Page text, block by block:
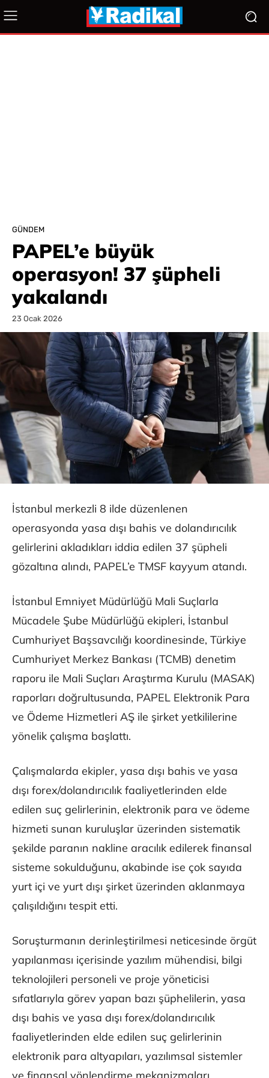
GÜNDEM
PAPEL’e büyük
operasyon! 37 şüpheli
yakalandı
23 Ocak 2026
İstanbul merkezli 8 ilde düzenlenen
operasyonda yasa dışı bahis ve dolandırıcılık
gelirlerini akladıkları iddia edilen 37 şüpheli
gözaltına alındı, PAPEL’e TMSF kayyum atandı.
İstanbul Emniyet Müdürlüğü Mali Suçlarla
Mücadele Şube Müdürlüğü ekipleri, İstanbul
Cumhuriyet Başsavcılığı koordinesinde, Türkiye
Cumhuriyet Merkez Bankası (TCMB) denetim
raporu ile Mali Suçları Araştırma Kurulu (MASAK)
raporları doğrultusunda, PAPEL Elektronik Para
ve Ödeme Hizmetleri AŞ ile şirket yetkililerine
yönelik çalışma başlattı.
Çalışmalarda ekipler, yasa dışı bahis ve yasa
dışı forex/dolandırıcılık faaliyetlerinden elde
edilen suç gelirlerinin, elektronik para ve ödeme
hizmeti sunan kuruluşlar üzerinden sistematik
şekilde paranın nakline aracılık edilerek finansal
sisteme sokulduğunu, akabinde ise çok sayıda
yurt içi ve yurt dışı şirket üzerinden aklanmaya
çalışıldığını tespit etti.
Soruşturmanın derinleştirilmesi neticesinde örgüt
yapılanması içerisinde yazılım mühendisi, bilgi
teknolojileri personeli ve proje yöneticisi
sıfatlarıyla görev yapan bazı şüphelilerin, yasa
dışı bahis ve yasa dışı forex/dolandırıcılık
faaliyetlerinden elde edilen suç gelirlerinin
elektronik para altyapıları, yazılımsal sistemler